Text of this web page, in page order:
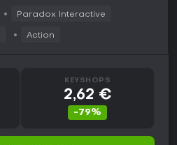
Paradox Interactive
Action
KEYSHOPS
2,62 €
-79%